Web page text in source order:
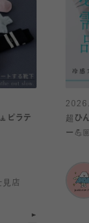
ピラテ
見店
超ひ
ー💪🏼